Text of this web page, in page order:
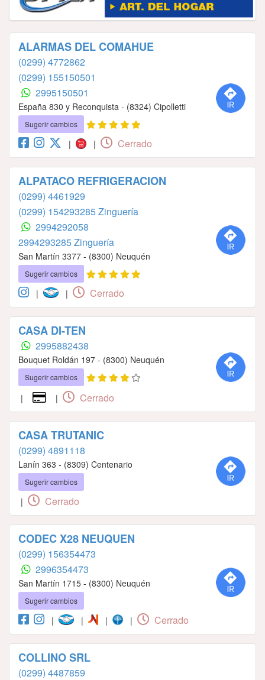
ALARMAS DEL COMAHUE
(0299) 4772862
(0299) 155150501
2995150501
España 830 y Reconquista - (8324) Cipolletti
Sugerir cambios
| | Cerrado
ALPATACO REFRIGERACION
(0299) 4461929
(0299) 154293285 Zinguería
2994292058
2994293285 Zinguería
San Martín 3377 - (8300) Neuquén
Sugerir cambios
| | Cerrado
CASA DI-TEN
2995882438
Bouquet Roldán 197 - (8300) Neuquén
Sugerir cambios
| | Cerrado
CASA TRUTANIC
(0299) 4891118
Lanín 363 - (8309) Centenario
Sugerir cambios
| Cerrado
CODEC X28 NEUQUEN
(0299) 156354473
2996354473
San Martín 1715 - (8300) Neuquén
Sugerir cambios
| | | | Cerrado
COLLINO SRL
(0299) 4487859